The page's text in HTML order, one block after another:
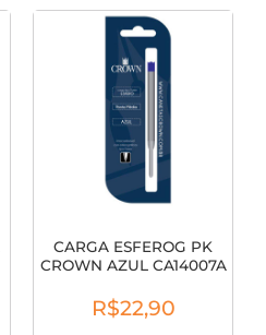
CARGA ESFEROG PK
CROWN AZUL CA14007A
R$22,90